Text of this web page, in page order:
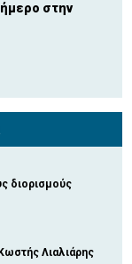
στην
διορισμούς
Λιαλιάρης